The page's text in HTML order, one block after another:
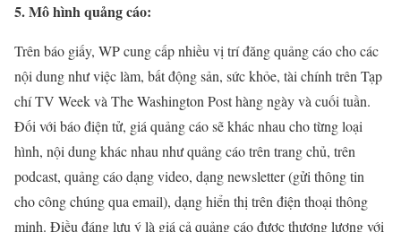
5. Mô hình quảng cáo:
Trên báo giấy, WP cung cấp nhiều vị trí đăng quảng cáo cho các
nội dung như việc làm, bất động sản, sức khỏe, tài chính trên Tạp
chí TV Week và The Washington Post hàng ngày và cuối tuần.
Đối với báo điện tử, giá quảng cáo sẽ khác nhau cho từng loại
hình, nội dung khác nhau như quảng cáo trên trang chủ, trên
podcast, quảng cáo dạng video, dạng newsletter (gửi thông tin
cho công chúng qua email), dạng hiển thị trên điện thoại thông
minh. Điều đáng lưu ý là giá cả quảng cáo được thương lượng với